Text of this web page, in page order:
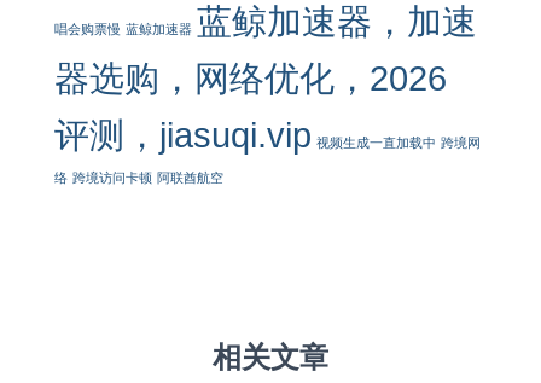
唱会购票慢 蓝鲸加速器 蓝鲸加速器，加速
器选购，网络优化，2026
评测，jiasuqi.vip 视频生成一直加载中 跨境网
络 跨境访问卡顿 阿联酋航空
相关文章